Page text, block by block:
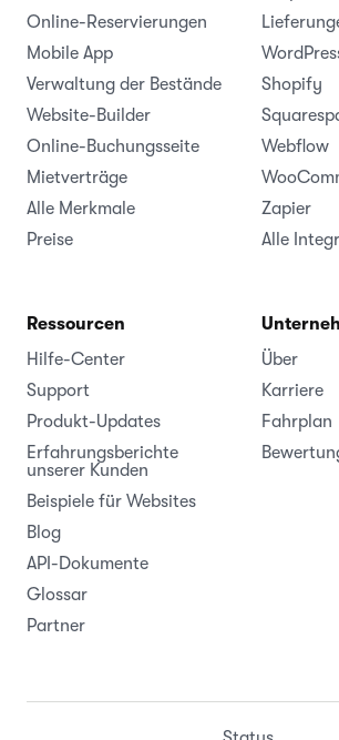
Online-Reservierungen
Mobile App
Verwaltung der Bestände
Website-Builder
Online-Buchungsseite
Mietverträge
Alle Merkmale
Preise
Shopify
Webflow
Zapier
Alle
Ressourcen
Hilfe-Center
Support
Produkt-Updates
Erfahrungsberichte
unserer Kunden
Beispiele für Websites
Blog
API-Dokumente
Glossar
Partner
Über
Karriere
Fahrplan